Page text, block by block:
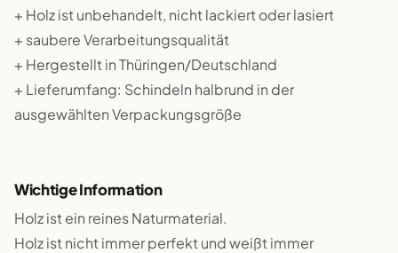
+ Holz ist unbehandelt, nicht lackiert oder lasiert
+ saubere Verarbeitungsqualität
+ Hergestellt in Thüringen/Deutschland
+ Lieferumfang: Schindeln halbrund in der
ausgewählten Verpackungsgröße
Wichtige Information
Holz ist ein reines Naturmaterial.
Holz ist nicht immer perfekt und weißt immer